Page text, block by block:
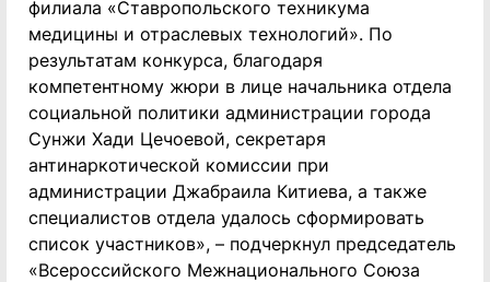
филиала «Ставропольского техникума
медицины и отраслевых технологий». По
результатам конкурса, благодаря
компетентному жюри в лице начальника отдела
социальной политики администрации города
Сунжи Хади Цечоевой, секретаря
антинаркотической комиссии при
администрации Джабраила Китиева, а также
специалистов отдела удалось сформировать
список участников», – подчеркнул председатель
«Всероссийского Межнационального Союза